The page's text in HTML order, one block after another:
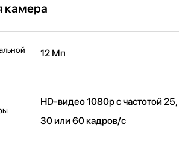
камера
12 Мп
HD-видео 1080p с частотой 25,
30 или 60 кадров/ с